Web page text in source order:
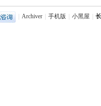
Archiver 手机版 小黑屋